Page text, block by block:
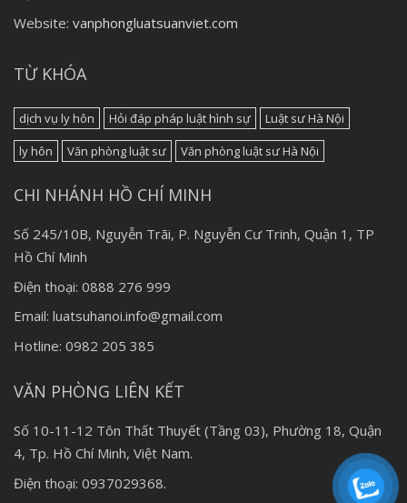
Website: vanphongluatsuanviet.com
TỪ KHÓA
dịch vụ ly hôn Hỏi đáp pháp luật hình sự
Luật sư Hà Nội
ly hôn
Văn phòng luật sư Văn phòng luật sư Hà Nội
CHI NHÁNH HỒ CHÍ MINH
Số 245/10B, Nguyễn Trãi, P. Nguyễn Cư Trinh, Quận 1, TP
Hồ Chí Minh
Điện thoại: 0888 276 999
Email: luatsuhanoi.info@gmail.com
Hotline: 0982 205 385
VĂN PHÒNG LIÊN KẾT
Số 10-11-12 Tôn Thất Thuyết (Tầng 03), Phường 18, Quận
4, Tp. Hồ Chí Minh, Việt Nam.
Điện thoại: 0937029368.